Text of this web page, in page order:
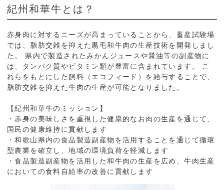
紀州和華牛とは？
赤身肉に対するニーズが高まっていることから、畜産試験場
では、脂肪交雑を抑えた黒毛和牛肉の生産技術を開発しまし
た。 県内で製造されたみかんジュースや醤油等の副産物に
は、タンパク質やビタミン類が豊富に含まれています。 こ
れらをもとにした飼料（エコフィード）を給与することで、
脂肪交雑を抑えた牛肉の生産が可能となりました。
【紀州和華牛のミッション】
・赤身の美味しさを重視した健康的なお肉の生産を通じて、
国民の健康維持に貢献します
・和歌山県内の食品製造副産物を活用することを通じて循環
型農業を確立し、地域の環境負荷を軽減します
・食品製造副産物を活用した和牛肉の生産を広め、牛肉生産
においての食料自給率の改善に貢献します